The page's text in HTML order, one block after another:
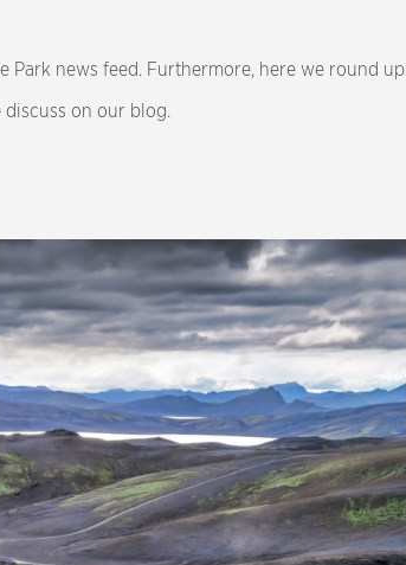
Park news feed. Furthermore, here we round up
on our blog.